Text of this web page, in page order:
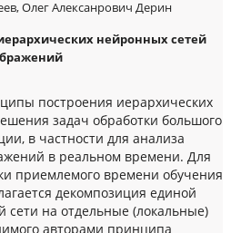
Олег Алексанрович Дерин
нейронных сетей
построения иерархических
задач обработки большого
в частности для анализа
в реальном времени. Для
приемлемого времени обучения
декомпозиция единой
сети на отдельные (локальные)
авторами принципа